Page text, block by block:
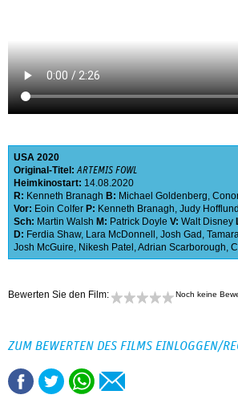
USA 2020
Original-Titel:ARTEMIS FOWL
Heimkinostart: 14.08.2020
R: Kenneth Branagh B: Michael Goldenberg,
Vor: Eoin Colfer P: Kenneth Branagh, Judy Hofflund
Sch: Martin Walsh M: Patrick Doyle V: Walt Disney
D: Ferdia Shaw, Lara McDonnell , Josh Gad ,
Josh McGuire, Nikesh Patel ,Adrian Scarborough,
Bewerten Sie den Film: Noch keine
ZUM BEWERTEN DES FILMS EINLOGGEN/